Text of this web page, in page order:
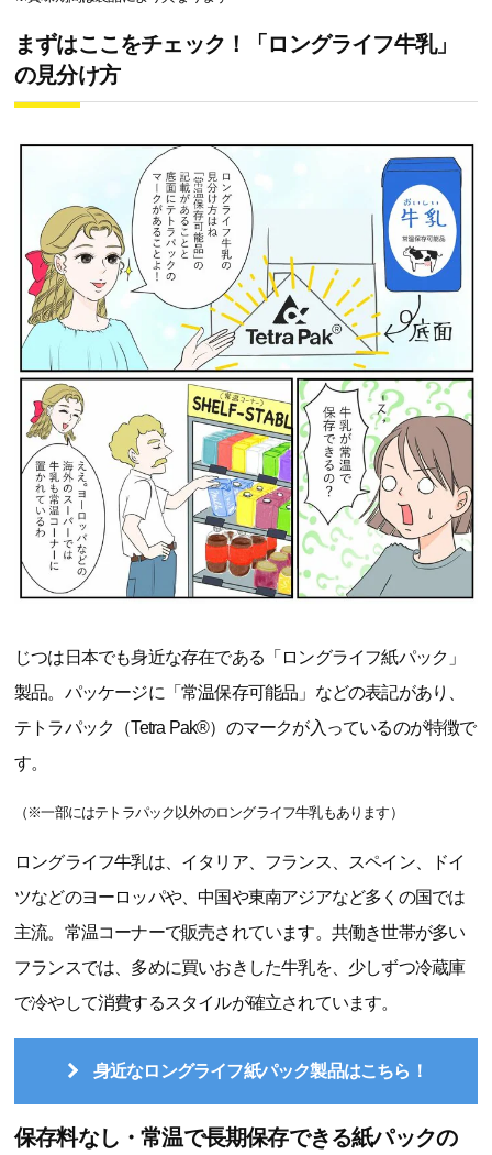
まずはここをチェック！「ロングライフ牛乳」
の見分け方
じつは日本でも身近な存在である「ロングライフ紙パック」
製品。パッケージに「常温保存可能品」などの表記があり、
テトラパック（Tetra Pak®）のマークが入っているのが特徴で
す。
（※一部にはテトラパック以外のロングライフ牛乳もあります）
ロングライフ牛乳は、イタリア、フランス、スペイン、ドイ
ツなどのヨーロッパや、中国や東南アジアなど多くの国では
主流。常温コーナーで販売されています。共働き世帯が多い
フランスでは、多めに買いおきした牛乳を、少しずつ冷蔵庫
で冷やして消費するスタイルが確立されています。
身近なロングライフ紙パック製品はこちら！
保存料なし・常温で長期保存できる紙パックの